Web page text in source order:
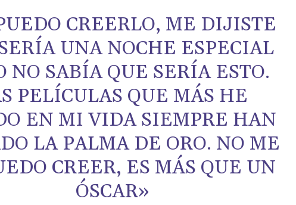
CREERLO, ME DIJISTE
UNA NOCHE ESPECIAL
NO SABÍA QUE SERÍA ESTO.
PELÍCULAS QUE MÁS HE
EN MI VIDA SIEMPRE HAN
LA PALMA DE ORO. NO ME
CREER, ES MÁS QUE UN
ÓSCAR»